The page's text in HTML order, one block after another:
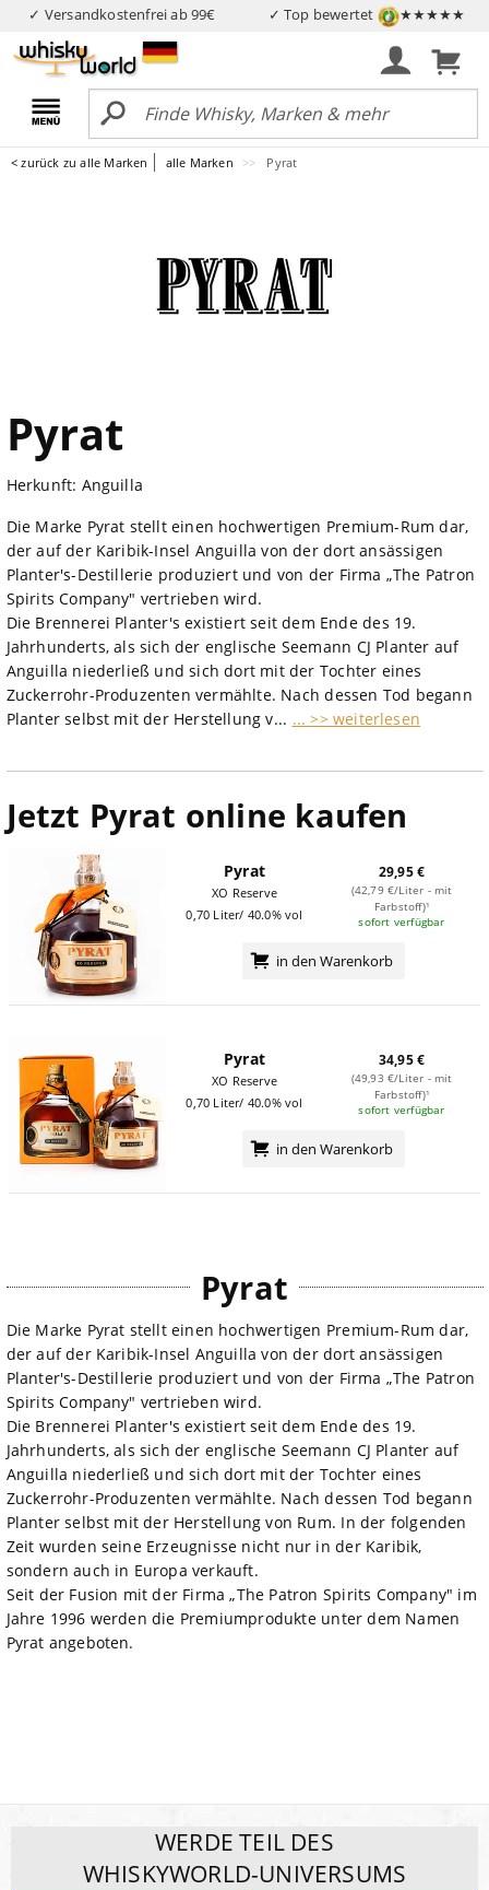
✓ Versandkostenfrei ab 99€ ✓ Top bewertet ★★★★★
< zurück zu alle Marken alle Marken Pyrat
Pyrat
Herkunft: Anguilla
Die Marke Pyrat stellt einen hochwertigen Premium-Rum dar,
der auf der Karibik-Insel Anguilla von der dort ansässigen
Planter's-Destillerie produziert und von der Firma „The Patron
Spirits Company" vertrieben wird.
Die Brennerei Planter's existiert seit dem Ende des 19.
Jahrhunderts, als sich der englische Seemann CJ Planter auf
Anguilla niederließ und sich dort mit der Tochter eines
Zuckerrohr-Produzenten vermählte. Nach dessen Tod begann
Planter selbst mit der Herstellung v... ... >> weiterlesen
Jetzt Pyrat online kaufen
Pyrat
XO Reserve
0,70 Liter/ 40.0% vol
29,95 €
(42,79 €/Liter - mit
Farbstoff)¹
sofort verfügbar
in den Warenkorb
Pyrat
XO Reserve
0,70 Liter/ 40.0% vol
34,95 €
(49,93 €/Liter - mit
Farbstoff)¹
sofort verfügbar
in den Warenkorb
Pyrat
Die Marke Pyrat stellt einen hochwertigen Premium-Rum dar,
der auf der Karibik-Insel Anguilla von der dort ansässigen
Planter's-Destillerie produziert und von der Firma „The Patron
Spirits Company" vertrieben wird.
Die Brennerei Planter's existiert seit dem Ende des 19.
Jahrhunderts, als sich der englische Seemann CJ Planter auf
Anguilla niederließ und sich dort mit der Tochter eines
Zuckerrohr-Produzenten vermählte. Nach dessen Tod begann
Planter selbst mit der Herstellung von Rum. In der folgenden
Zeit wurden seine Erzeugnisse nicht nur in der Karibik,
sondern auch in Europa verkauft.
Seit der Fusion mit der Firma „The Patron Spirits Company" im
Jahre 1996 werden die Premiumprodukte unter dem Namen
Pyrat angeboten.
WERDE TEIL DES
WHISKYWORLD-UNIVERSUMS